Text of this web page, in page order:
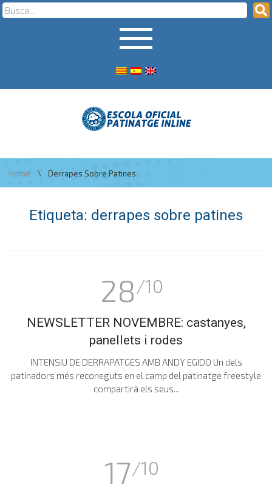
Home \ Derrapes Sobre Patines
Etiqueta: derrapes sobre patines
28/10
NEWSLETTER NOVEMBRE: castanyes,
panellets i rodes
INTENSIU DE DERRAPATGES AMB ANDY EGIDO Un dels
patinadors més reconeguts en el camp del patinatge freestyle
compartirà els seus...
17/10